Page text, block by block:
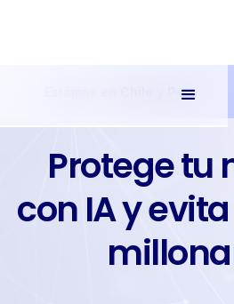
Perú
Protege tu
con IA y